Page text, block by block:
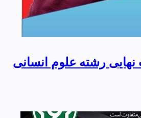
نهایی رشته علوم انسانی